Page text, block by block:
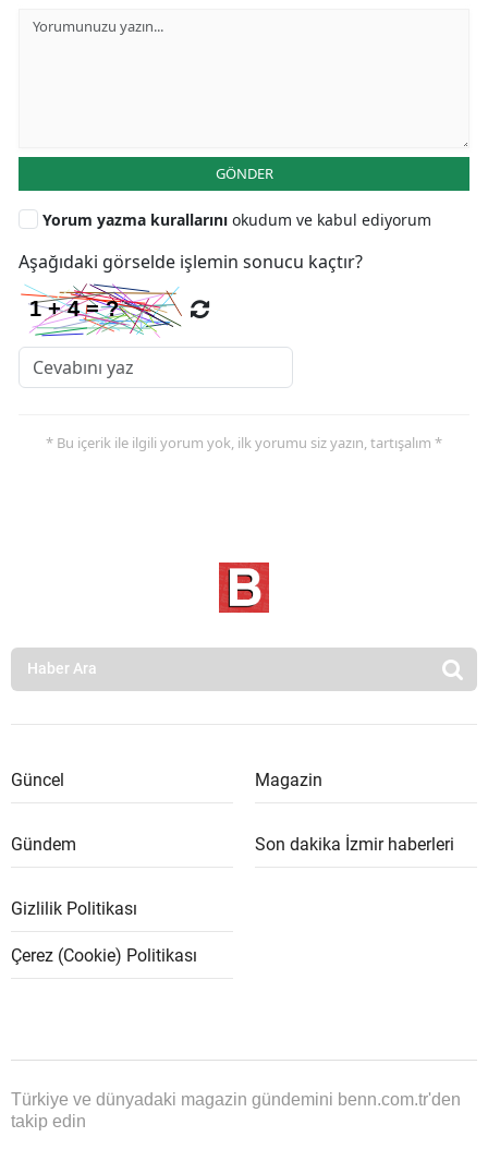
GÖNDER
Yorum yazma kurallarını okudum ve kabul ediyorum
Aşağıdaki görselde işlemin sonucu kaçtır?
* Bu içerik ile ilgili yorum yok, ilk yorumu siz yazın, tartışalım *
Güncel Magazin
Gündem Son dakika İzmir haberleri
Gizlilik Politikası
Çerez (Cookie) Politikası
Türkiye ve dünyadaki magazin gündemini benn.com.tr'den
takip edin